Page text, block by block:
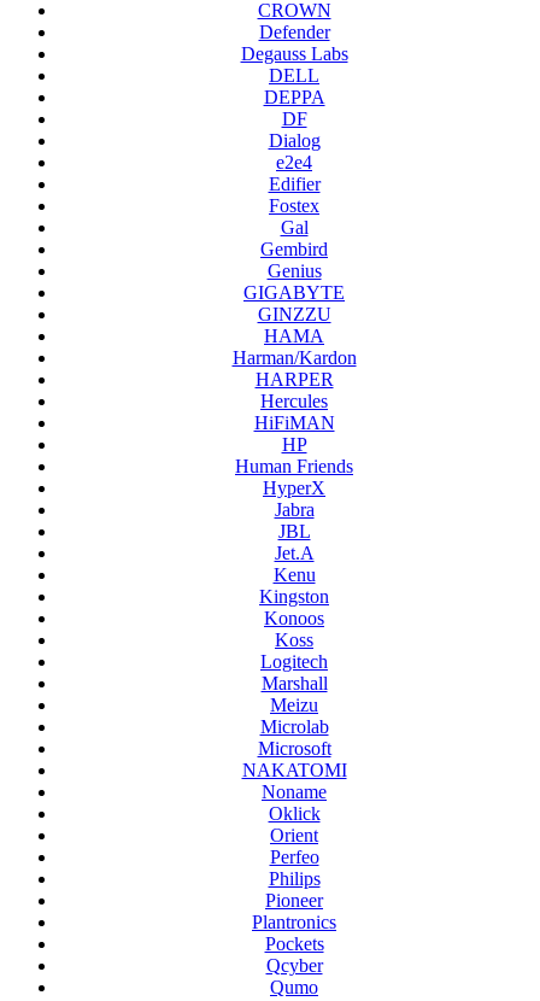
CROWN
Defender
Degauss Labs
DELL
DEPPA
DF
Dialog
e2e4
Edifier
Fostex
Gal
Gembird
Genius
GIGABYTE
GINZZU
HAMA
Harman/Kardon
HARPER
Hercules
HiFiMAN
HP
Human Friends
HyperX
Jabra
JBL
Jet.A
Kenu
Kingston
Konoos
Koss
Logitech
Marshall
Meizu
Microlab
Microsoft
NAKATOMI
Noname
Oklick
Orient
Perfeo
Philips
Pioneer
Plantronics
Pockets
Qcyber
Qumo